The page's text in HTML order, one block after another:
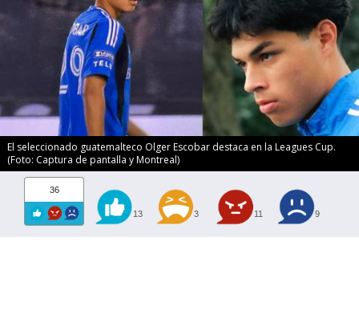
El seleccionado guatemalteco Olger Escobar destaca en la Leagues Cup.
(Foto: Captura de pantalla y Montreal)
36
13 3 11 9